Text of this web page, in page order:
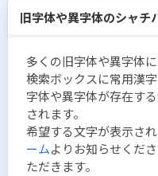
旧字体や異字体のシャチ
多くの旧字体や異字体に
検索ボックスに常用漢
字体や異字体が存在す
されます。
希望する文字が表示され
ームよりお知らせくだ
ただきます。